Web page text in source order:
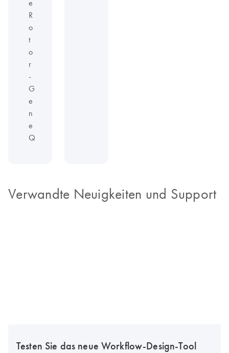
e
R
o
t
o
r
-
G
e
n
e
Q
Verwandte Neuigkeiten und Support
Testen Sie das neue Workflow-Design-Tool